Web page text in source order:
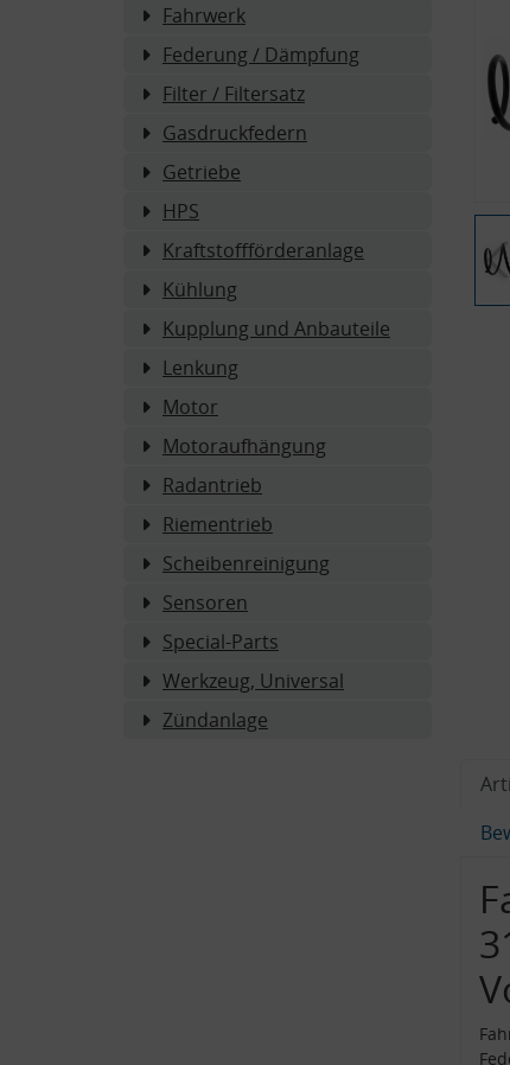
Fahrwerk
Federung / Dämpfung
Filter / Filtersatz
Gasdruckfedern
Getriebe
HPS
Kraftstoffförderanlage
Kühlung
Kupplung und Anbauteile
Lenkung
Motor
Motoraufhängung
Radantrieb
Riementrieb
Scheibenreinigung
Sensoren
Special-Parts
Werkzeug, Universal
Zündanlage